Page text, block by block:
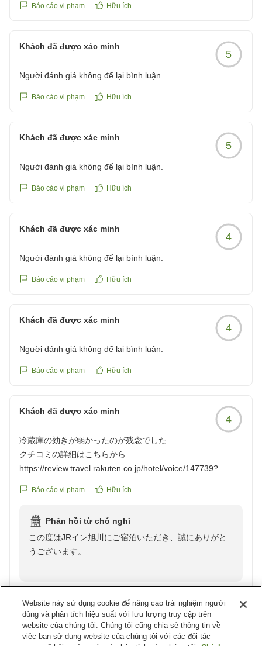
Báo cáo vi phạm Hữu ích
Khách đã được xác minh
5
Người đánh giá không để lại bình luận.
Báo cáo vi phạm Hữu ích
Khách đã được xác minh
5
Người đánh giá không để lại bình luận.
Báo cáo vi phạm Hữu ích
Khách đã được xác minh
4
Người đánh giá không để lại bình luận.
Báo cáo vi phạm Hữu ích
Khách đã được xác minh
4
Người đánh giá không để lại bình luận.
Báo cáo vi phạm Hữu ích
Khách đã được xác minh
4
冷蔵庫の効きが弱かったのが残念でした
クチコミの詳細はこちらから
https://review.travel.rakuten.co.jp/hotel/voice/147739?
Báo cáo vi phạm Hữu ích
Phản hồi từ chỗ nghỉ
この度はJRイン旭川にご宿泊いただき、誠にありがと
うございます。
たご意見を真摯に受け止め、設備の点検・管理を徹底
し、より快適にお過ごしいただける環境づくりに努めて
まいります。
Khách đã được xác minh
Website này sử dụng cookie để nâng cao trải nghiệm người
dùng và phân tích hiệu suất với lưu lượng truy cập trên
website của chúng tôi. Chúng tôi cũng chia sẻ thông tin về
việc bạn sử dụng website của chúng tôi với các đối tác